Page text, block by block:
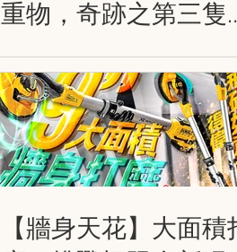
重物，奇跡之第三隻
手！DWHT83550 得
大力出奇積 工業起
【牆身天花】大面積